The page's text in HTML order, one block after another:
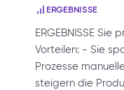
ERGEBNISSE
ERGEBNISSE
Vorteilen: - Sie
Prozesse
steigern die